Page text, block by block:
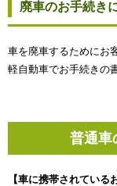
廃車のお手続き
車を廃車するためにお
軽自動車でお手続きの
普通車
【車に携帯されている